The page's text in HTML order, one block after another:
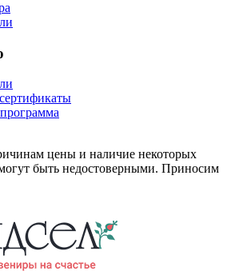
цены и наличие некоторых
быть недостоверными. Приносим